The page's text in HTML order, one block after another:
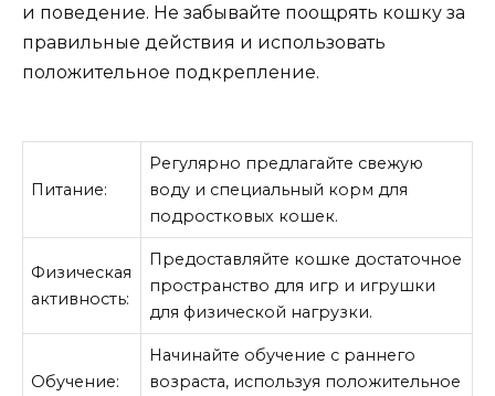
и поведение. Не забывайте поощрять кошку за
правильные действия и использовать
положительное подкрепление.
Питание:
Регулярно предлагайте свежую
воду и специальный корм для
подростковых кошек.
Физическая
активность:
Предоставляйте кошке достаточное
пространство для игр и игрушки
для физической нагрузки.
Обучение:
Начинайте обучение с раннего
возраста, используя положительное